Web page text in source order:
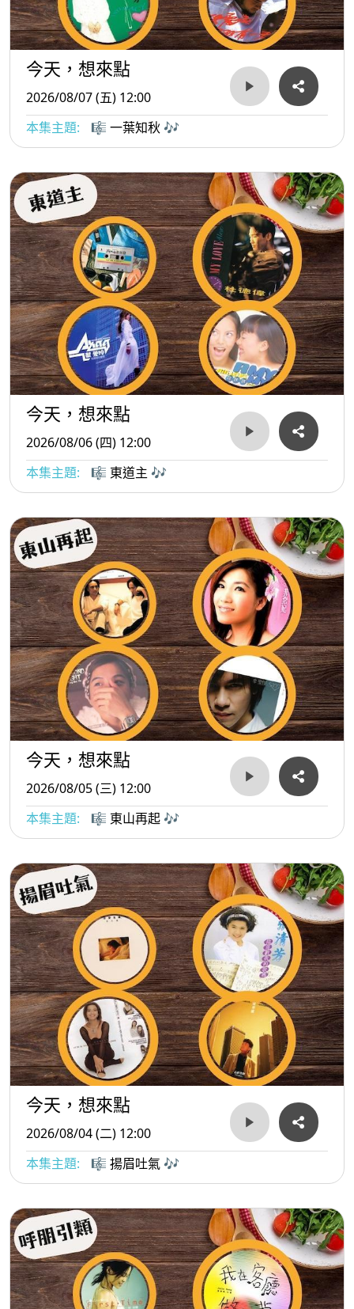
今天，想來點
2026/08/07 (五) 12:00
本集主題:
🎼 一葉知秋 🎶
今天，想來點
2026/08/06 (四) 12:00
本集主題:
🎼 東道主 🎶
今天，想來點
2026/08/05 (三) 12:00
本集主題:
🎼 東山再起 🎶
今天，想來點
2026/08/04 (二) 12:00
本集主題:
🎼 揚眉吐氣 🎶